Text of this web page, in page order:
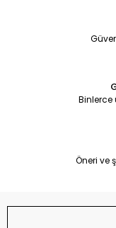
Öneri ve